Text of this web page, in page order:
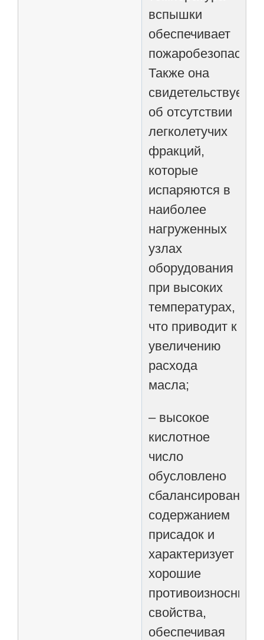
вспышки
обеспечивает
Также она
свидетельствует
об отсутствии
легколетучих
фракций,
которые
испаряются в
наиболее
нагруженных
узлах
оборудования
при высоких
температурах,
что приводит к
увеличению
расхода
масла;
– высокое
кислотное
число
обусловлено
содержанием
присадок и
характеризует
хорошие
противоизносные
свойства,
обеспечивая